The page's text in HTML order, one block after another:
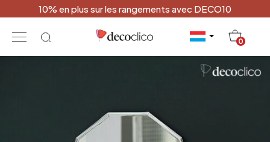
10% en plus sur les rangements avec DECO10
0